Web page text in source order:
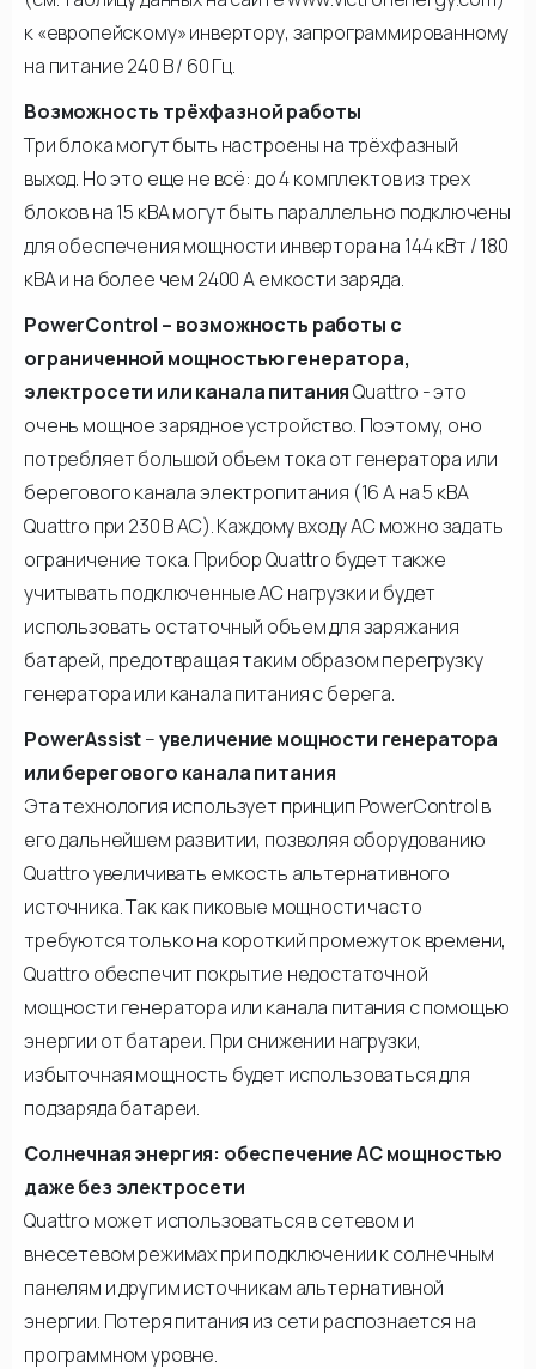
к «европейскому» инвертору, запрограммированному
на питание 240 В / 60 Гц.
Возможность трёхфазной работы
Три блока могут быть настроены на трёхфазный
выход. Но это еще не всё: до 4 комплектов из трех
блоков на 15 кВА могут быть параллельно подключены
для обеспечения мощности инвертора на 144 кВт / 180
кВА и на более чем 2400 А емкости заряда.
PowerControl – возможность работы с
ограниченной мощностью генератора,
электросети или канала питанияQuattro - это
очень мощное зарядное устройство. Поэтому, оно
потребляет большой объем тока от генератора или
берегового канала электропитания (16 А на 5 кВА
Quattro при 230 В AC). Каждому входу АС можно задать
ограничение тока. Прибор Quattro будет также
учитывать подключенные АС нагрузки и будет
использовать остаточный объем для заряжания
батарей, предотвращая таким образом перегрузку
генератора или канала питания с берега.
PowerAssist–увеличение мощности генератора
или берегового канала питания
Эта технология использует принцип PowerControl в
его дальнейшем развитии, позволяя оборудованию
Quattro увеличивать емкость альтернативного
источника. Так как пиковые мощности часто
требуются только на короткий промежуток времени,
Quattro обеспечит покрытие недостаточной
мощности генератора или канала питания с помощью
энергии от батареи. При снижении нагрузки,
избыточная мощность будет использоваться для
подзаряда батареи.
Солнечная энергия: обеспечение АС мощностью
даже без электросети
Quattro может использоваться в сетевом и
внесетевом режимах при подключении к солнечным
панелям и другим источникам альтернативной
энергии. Потеря питания из сети распознается на
программном уровне.